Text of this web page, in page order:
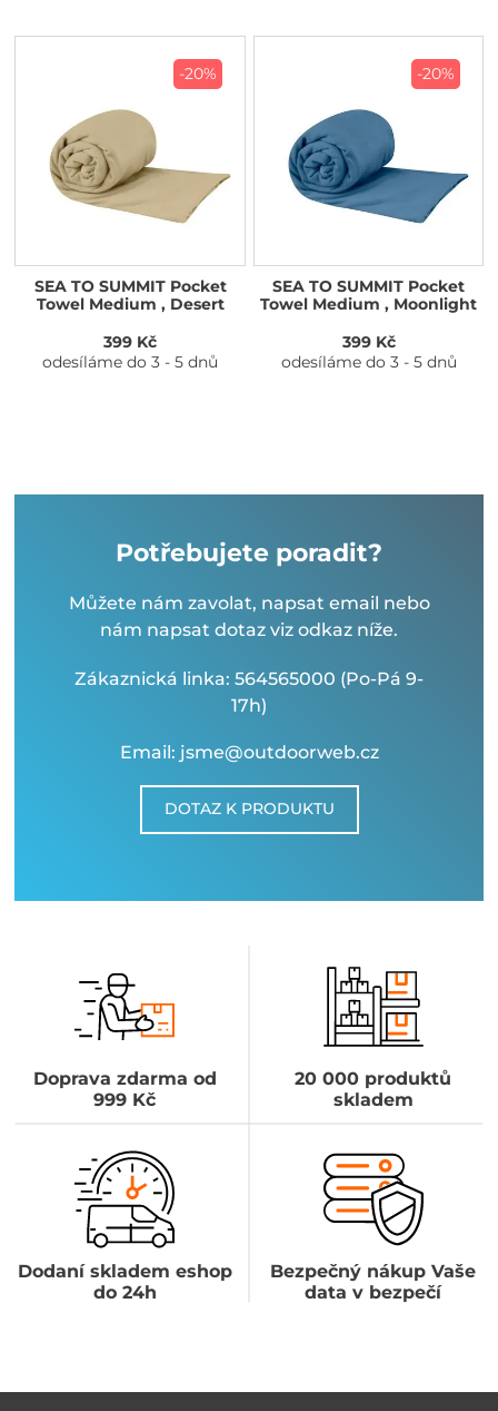
-20%
SEA TO SUMMIT Pocket
Towel Medium , Desert
399 Kč
odesíláme do 3 - 5 dnů
-20%
SEA TO SUMMIT Pocket
Towel Medium , Moonlight
399 Kč
odesíláme do 3 - 5 dnů
Potřebujete poradit?
Můžete nám zavolat, napsat email nebo
nám napsat dotaz viz odkaz níže.
Zákaznická linka: 564565000 (Po-Pá 9-
17h)
Email: jsme@outdoorweb.cz
DOTAZ K PRODUKTU
Doprava zdarma od
999 Kč
20 000 produktů
skladem
Dodaní skladem eshop
do 24h
Bezpečný nákup Vaše
data v bezpečí